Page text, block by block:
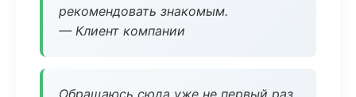
рекомендовать знакомым.
— Клиент компании
Обращаюсь сюда уже не первый раз.